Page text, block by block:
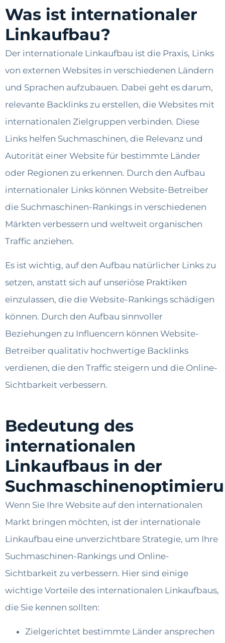
Was ist internationaler
Linkaufbau?
Der internationale Linkaufbau ist die Praxis, Links
von externen Websites in verschiedenen Ländern
und Sprachen aufzubauen. Dabei geht es darum,
relevante Backlinks zu erstellen, die Websites mit
internationalen Zielgruppen verbinden. Diese
Links helfen Suchmaschinen, die Relevanz und
Autorität einer Website für bestimmte Länder
oder Regionen zu erkennen. Durch den Aufbau
internationaler Links können Website-Betreiber
die Suchmaschinen-Rankings in verschiedenen
Märkten verbessern und weltweit organischen
Traffic anziehen.
Es ist wichtig, auf den Aufbau natürlicher Links zu
setzen, anstatt sich auf unseriöse Praktiken
einzulassen, die die Website-Rankings schädigen
können. Durch den Aufbau sinnvoller
Beziehungen zu Influencern können Website-
Betreiber qualitativ hochwertige Backlinks
verdienen, die den Traffic steigern und die Online-
Sichtbarkeit verbessern.
Bedeutung des
internationalen
Linkaufbaus in der
Wenn Sie Ihre Website auf den internationalen
Markt bringen möchten, ist der internationale
Linkaufbau eine unverzichtbare Strategie, um Ihre
Suchmaschinen-Rankings und Online-
Sichtbarkeit zu verbessern. Hier sind einige
wichtige Vorteile des internationalen Linkaufbaus,
die Sie kennen sollten:
Zielgerichtet bestimmte Länder ansprechen